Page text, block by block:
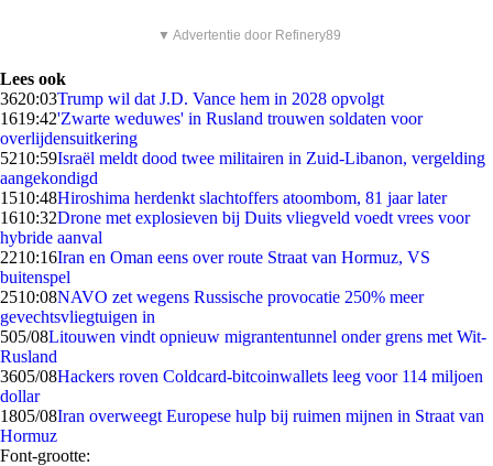
▼ Advertentie door Refinery89
Lees ook
3620:03Trump wil dat J.D. Vance hem in 2028 opvolgt
1619:42'Zwarte weduwes' in Rusland trouwen soldaten voor
overlijdensuitkering
5210:59Israël meldt dood twee militairen in Zuid-Libanon, vergelding
aangekondigd
1510:48Hiroshima herdenkt slachtoffers atoombom, 81 jaar later
1610:32Drone met explosieven bij Duits vliegveld voedt vrees voor
hybride aanval
2210:16Iran en Oman eens over route Straat van Hormuz, VS
buitenspel
2510:08NAVO zet wegens Russische provocatie 250% meer
gevechtsvliegtuigen in
505/08Litouwen vindt opnieuw migrantentunnel onder grens met Wit-
Rusland
3605/08Hackers roven Coldcard-bitcoinwallets leeg voor 114 miljoen
dollar
1805/08Iran overweegt Europese hulp bij ruimen mijnen in Straat van
Hormuz
Font-grootte: